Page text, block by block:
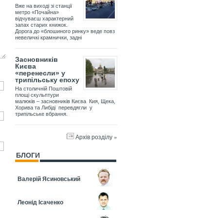
Вже на виході зі станції
метро «Почайна»
відчуваєш характерний
запах старих книжок.
Дорога до «блошиного ринку» веде повз
невеличкі крамнички, задні
Засновників
Києва
«перенесли» у
трипільську епоху
На столичній Поштовій
площі скульптури
малюків – засновників Києва Кия, Щека,
Хорива та Либіді перевдягли у
трипільське вбрання.
Архів розділу »
БЛОГИ
Валерій Ясиновський
Леонід Ісаченко